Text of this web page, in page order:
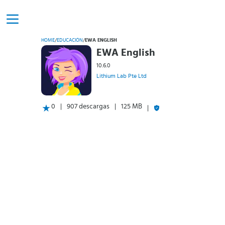
HOME/EDUCACIÓN/ EWA ENGLISH
EWA English
10.6.0
Lithium Lab Pte Ltd
0 907 descargas 125 MB